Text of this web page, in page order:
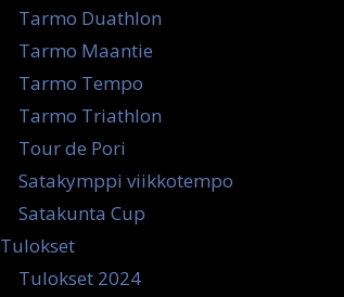
Tarmo Duathlon
Tarmo Maantie
Tarmo Tempo
Tarmo Triathlon
Tour de Pori
Satakymppi viikkotempo
Satakunta Cup
Tulokset
Tulokset 2024